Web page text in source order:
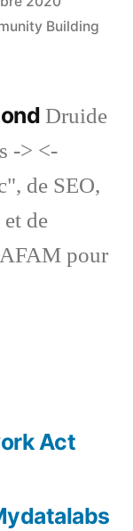
Building
Druide
-> <-
de SEO,
de
pour
:
Act